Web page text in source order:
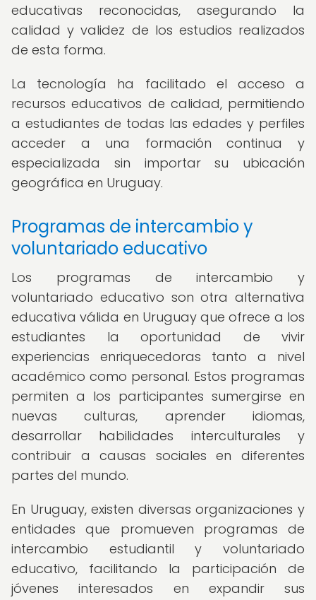
educativas reconocidas, asegurando la
calidad y validez de los estudios realizados
de esta forma.
La tecnología ha facilitado el acceso a
recursos educativos de calidad, permitiendo
a estudiantes de todas las edades y perfiles
acceder a una formación continua y
especializada sin importar su ubicación
geográfica en Uruguay.
Programas de intercambio y
voluntariado educativo
Los programas de intercambio y
voluntariado educativo son otra alternativa
educativa válida en Uruguay que ofrece a los
estudiantes la oportunidad de vivir
experiencias enriquecedoras tanto a nivel
académico como personal. Estos programas
permiten a los participantes sumergirse en
nuevas culturas, aprender idiomas,
desarrollar habilidades interculturales y
contribuir a causas sociales en diferentes
partes del mundo.
En Uruguay, existen diversas organizaciones y
entidades que promueven programas de
intercambio estudiantil y voluntariado
educativo, facilitando la participación de
jóvenes interesados en expandir sus